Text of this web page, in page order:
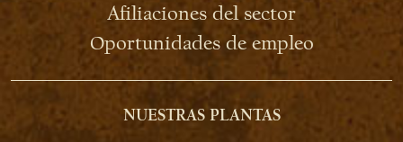
Afiliaciones del sector
Oportunidades de empleo
NUESTRAS PLANTAS